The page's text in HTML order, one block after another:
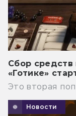
Сбор средств
«Готике»
Это вторая
Новости